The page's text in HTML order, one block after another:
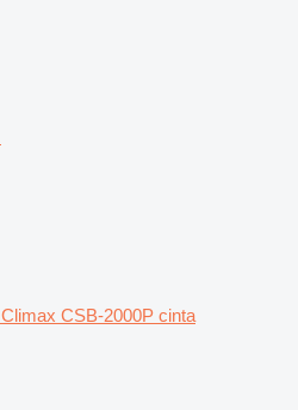
Climax CSB-2000P cinta